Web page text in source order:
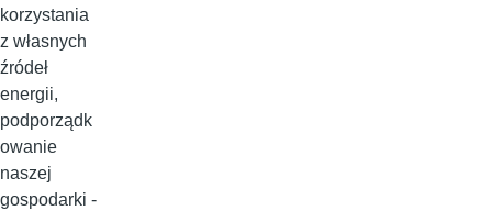
korzystania
z własnych
źródeł
energii,
podporządk
owanie
naszej
gospodarki -